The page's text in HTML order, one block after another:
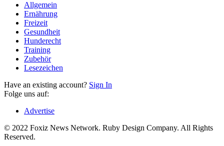
Allgemein
Ernährung
Freizeit
Gesundheit
Hunderecht
Training
Zubehör
Lesezeichen
Have an existing account? Sign In
Folge uns auf:
Advertise
© 2022 Foxiz News Network. Ruby Design Company. All Rights
Reserved.